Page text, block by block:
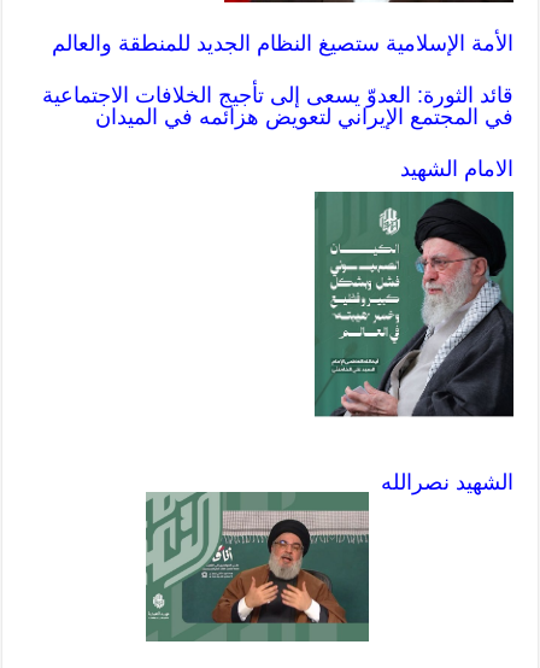
الأمة الإسلامية ستصيغ النظام الجديد للمنطقة والعالم
قائد الثورة: العدوّ يسعى إلى تأجيج الخلافات الاجتماعية
في المجتمع الإيراني لتعويض هزائمه في الميدان
الامام الشهيد
الشهيد نصرالله